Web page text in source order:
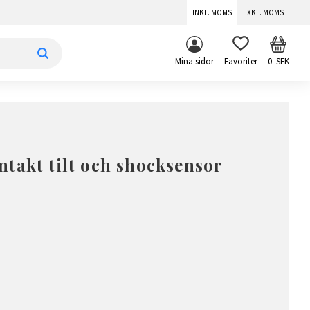
INKL. MOMS EXKL. MOMS
Mina sidor FAVORITER 0SEK
tilt och shocksensor